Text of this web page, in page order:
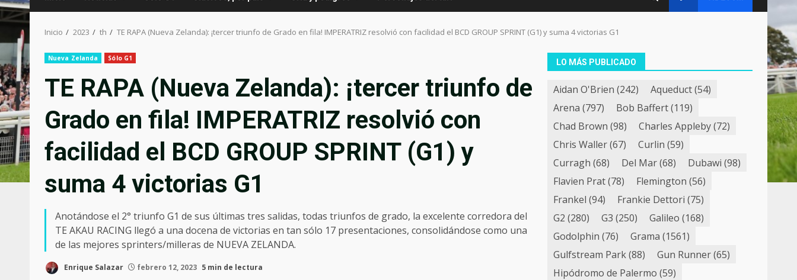
Inicio 2023 th TE RAPA (Nueva Zelanda): ¡tercer triunfo de Grado en fila! IMPERATRIZ resolvió con facilidad el BCD GROUP SPRINT (G1) y suma 4 victorias G1
Nueva Zelanda Sólo G1
TE RAPA (Nueva Zelanda): ¡tercer triunfo de
Grado en fila! IMPERATRIZ resolvió con
facilidad el BCD GROUP SPRINT (G1) y
suma 4 victorias G1
Anotándose el 2° triunfo G1 de sus últimas tres salidas, todas triunfos de grado, la excelente corredora del
TE AKAU RACING llegó a una docena de victorias en tan sólo 17 presentaciones, consolidándose como una
de las mejores sprinters/milleras de NUEVA ZELANDA.
Enrique Salazar febrero 12, 2023 5 min de lectura
LO MÁS PUBLICADO
Aidan O'Brien (242) Aqueduct(54)
Arena (797) Bob Baffert(119)
Chad Brown (98) Charles Appleby(72)
Chris Waller(67) Curlin (59)
Curragh (68) Del Mar(68) Dubawi (98)
Flavien Prat(78) Flemington (56)
Frankel (94) Frankie Dettori (75)
G2 (280) G3 (250) Galileo (168)
Godolphin (76) Grama (1561)
Gulfstream Park(88) Gun Runner(65)
Hipódromo de Palermo (59)